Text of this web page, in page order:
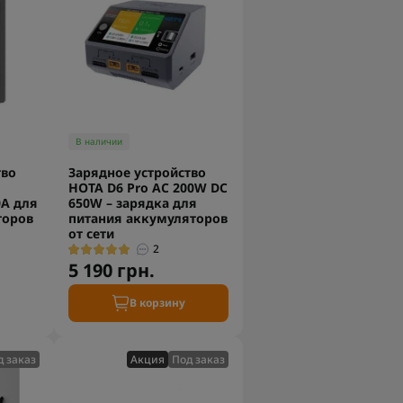
для
В наличии
Зарядное устройство
HOTA D6 Pro AC 200W DC
650W – зарядка для
питания аккумуляторов
от сети
2
5 190 грн.
В корзину
заказ Акция Под заказ